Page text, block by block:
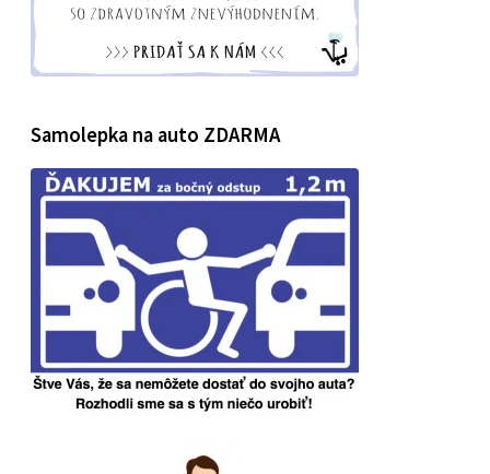
Samolepka na auto ZDARMA